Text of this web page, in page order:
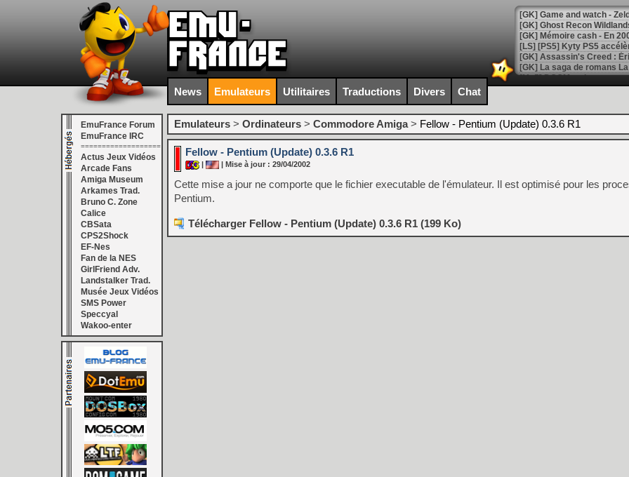
[Mo5] DOOM arrive en
[GK] Bethesda fête les 30
[GK] Roblox : l'action en
[GK] Agenda - GeForce
[LS] [PS5] ps5-y2jb-
[GK] Pourquoi Marvel
[GK] Test : Restory : Chill
[GK] GTA 6 : Rockstar
[GK] Hot Wheels Infinite
[GK] Mémoire cash -
[GK] Résultats Nintendo :
[GK] Déjà des
[Mo5] Brickboy cherche à
[GK] Minecraft et ses «
[GK] Beast of
[GK] Ubisoft : fin de partie
[GK] Mémoire cash -
[GK] Dan Houser (GTA)
[GK] Comment EA Sports
[GK] Crimson Moon : un
[GK] Isle of Reveries : le
[GK] Moonlighter 2 : The
[GK] Capcom relance
[Mo5] Deux inédits du
[GK] Le beat'em up The
News Emulateurs Utilitaires Traductions Divers Chat
EmuFrance Forum
EmuFrance IRC
===================
Actus Jeux Vidéos
Arcade Fans
Amiga Museum
Arkames Trad.
Bruno C. Zone
Calice
CBSata
CPS2Shock
EF-Nes
Fan de la NES
GirlFriend Adv.
Landstalker Trad.
Musée Jeux Vidéos
SMS Power
Speccyal
Wakoo-enter
Emulateurs > Ordinateurs > Commodore Amiga> Fellow - Pentium (Update) 0.3.6 R1
Fellow - Pentium (Update) 0.3.6 R1
| | Mise à jour : 29/04/2002
Cette mise a jour ne comporte que le fichier executable de l'émulateur. Il est optimisé pour les
Pentium.
Télécharger Fellow - Pentium (Update) 0.3.6 R1 (199 Ko)